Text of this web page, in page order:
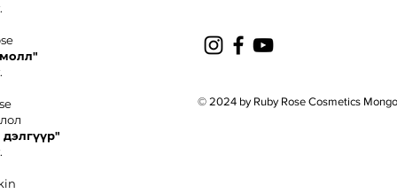
© 2024 by Ruby Rose Cosmetics